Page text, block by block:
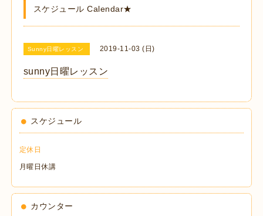
スケジュール Calendar★
Sunny日曜レッスン 2019-11-03 (日)
sunny日曜レッスン
スケジュール
定休日
月曜日休講
カウンター